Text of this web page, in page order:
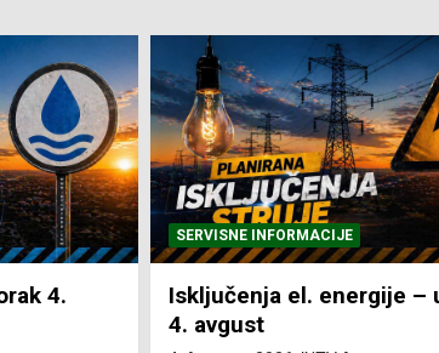
– utorak
SVE VIJESTI VRIJEME
Pretežno sunčano i vruće
4. Augusta 2026.